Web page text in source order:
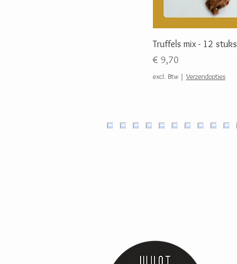
Truffels mix - 12 stuks
Prijs
€ 9,70
excl. Btw | Verzendopties